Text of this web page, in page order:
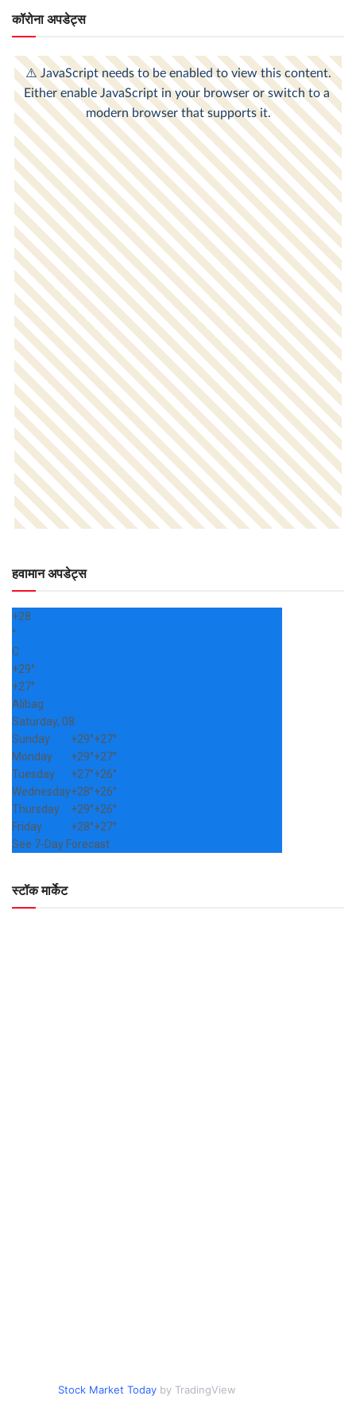
कॉरोना अपडेट्स
हवामान अपडेट्स
+28
°
C
+29°
+27°
Alibag
Saturday, 08
Sunday
+29°+27°
Monday
+29°+27°
Tuesday
+27°+26°
Wednesday+28°+26°
Thursday
+29°+26°
Friday
+28°+27°
See 7-Day Forecast
स्टॉक मार्केट
Stock Market Today by TradingView